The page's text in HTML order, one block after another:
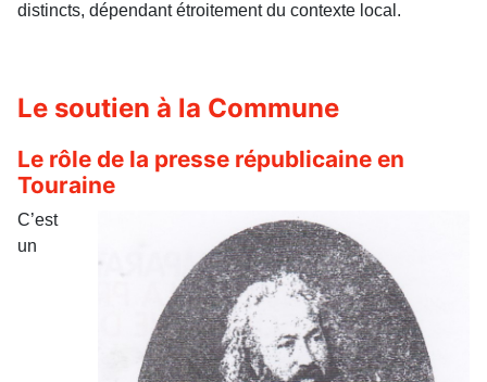
distincts, dépendant étroitement du contexte local.
Le soutien à la Commune
Le rôle de la presse républicaine en
Touraine
C’est
un